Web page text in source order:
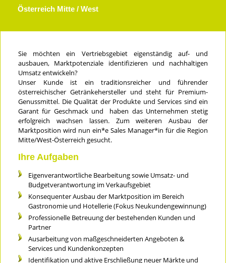
Österreich Mitte / West
Sie möchten ein Vertriebsgebiet eigenständig auf- und
ausbauen, Marktpotenziale identifizieren und nachhaltigen
Umsatz entwickeln?
Unser Kunde ist ein traditionsreicher und führender
österreichischer Getränkehersteller und steht für Premium-
Genussmittel. Die Qualität der Produkte und Services sind ein
Garant für Geschmack und haben das Unternehmen stetig
erfolgreich wachsen lassen. Zum weiteren Ausbau der
Marktposition wird nun ein*e Sales Manager*in für die Region
Mitte/West-Österreich gesucht.
Ihre Aufgaben
Eigenverantwortliche Bearbeitung sowie Umsatz- und
Budgetverantwortung im Verkaufsgebiet
Konsequenter Ausbau der Marktposition im Bereich
Gastronomie und Hotellerie (Fokus Neukundengewinnung)
Professionelle Betreuung der bestehenden Kunden und
Partner
Ausarbeitung von maßgeschneiderten Angeboten &
Services und Kundenkonzepten
Identifikation und aktive Erschließung neuer Märkte und